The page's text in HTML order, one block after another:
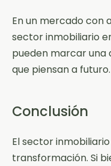
En un mercado con
sector inmobiliario
pueden marcar una
que piensan a futuro.
Conclusión
El sector
transformación. Si